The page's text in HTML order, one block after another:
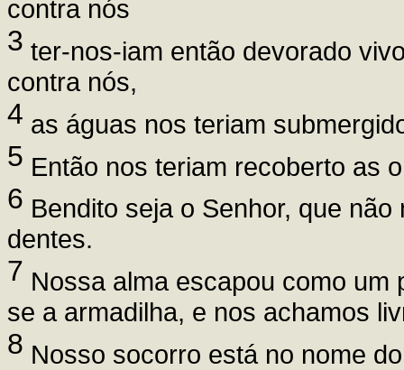
contra nós
3 ter-nos-iam então devorado
contra nós,
4 as águas nos teriam
5 Então nos teriam recoberto as
6 Bendito seja o Senhor, que
dentes.
7 Nossa alma escapou como
se a armadilha, e nos achamos
8 Nosso socorro está no nome